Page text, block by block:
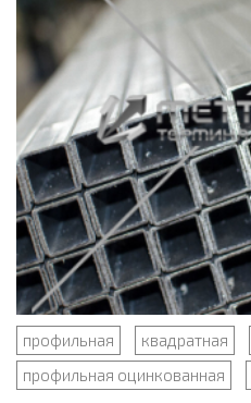
профильная квадратная
профильная оцинкованная